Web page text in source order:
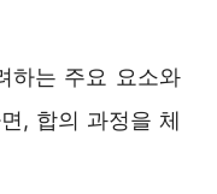
하는 주요 요소와
, 합의 과정을 체